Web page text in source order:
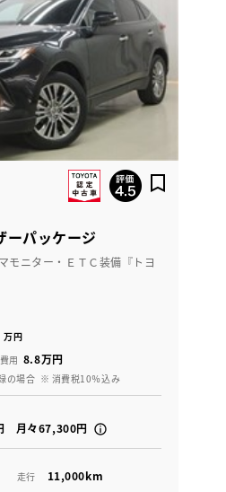
ーパッケージ
モニター・ＥＴＣ装備『トヨ
万円
用 8.8万円
の場合 ※ 消費税10％込み
月々67,300円
走行 11,000km